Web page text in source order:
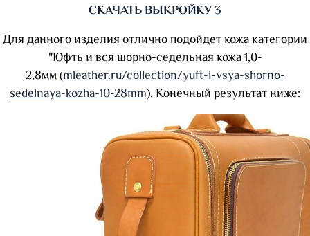
СКАЧАТЬ ВЫКРОЙКУ 3
Для данного изделия отлично подойдет кожа категории
"Юфть и вся шорно-седельная кожа 1,0-
2,8мм (mleather.ru/collection/yuft-i-vsya-shorno-
sedelnaya-kozha-10-28mm). Конечный результат ниже: